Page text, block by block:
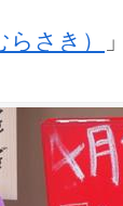
さき）